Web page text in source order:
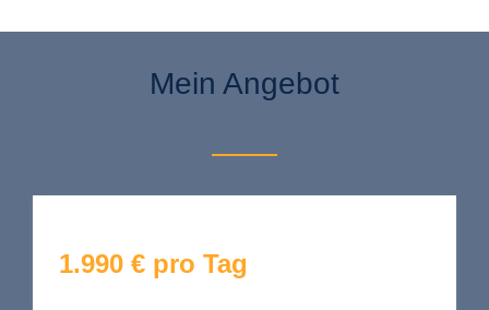
Mein Angebot
1.990 € pro Tag